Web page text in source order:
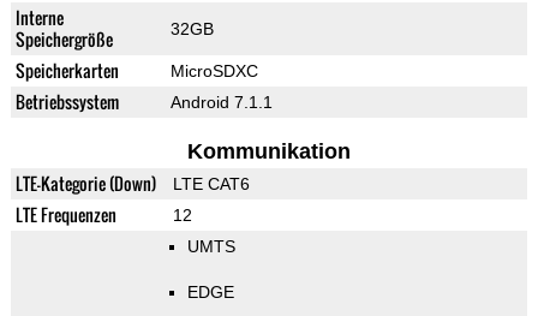
Interne
Speichergröße
32GB
Speicherkarten MicroSDXC
Betriebssystem Android 7.1.1
Kommunikation
LTE-Kategorie (Down) LTE CAT6
LTE Frequenzen
12
UMTS
EDGE